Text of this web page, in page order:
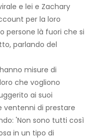
e lei e Zachary
per la loro
persone là fuori che si
parlando del
misure di
che vogliono
ai suoi
di prestare
'Non sono tutti così
in un tipo di